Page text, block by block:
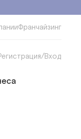
Франчайзинг
Вход